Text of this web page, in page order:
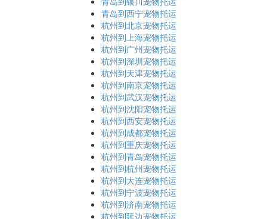
青岛到西宁宠物托运
杭州到北京宠物托运
杭州到上海宠物托运
杭州到广州宠物托运
杭州到深圳宠物托运
杭州到天津宠物托运
杭州到南京宠物托运
杭州到武汉宠物托运
杭州到沈阳宠物托运
杭州到西安宠物托运
杭州到成都宠物托运
杭州到重庆宠物托运
杭州到青岛宠物托运
杭州到杭州宠物托运
杭州到大连宠物托运
杭州到宁波宠物托运
杭州到济南宠物托运
杭州到延边宠物托运